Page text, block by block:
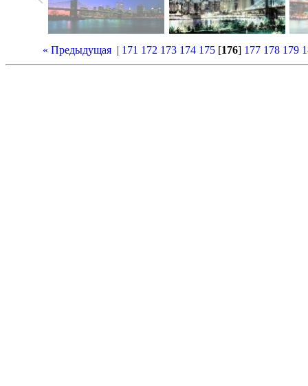
« Предыдущая | 171 172 173 174 175 [176] 177 178 179